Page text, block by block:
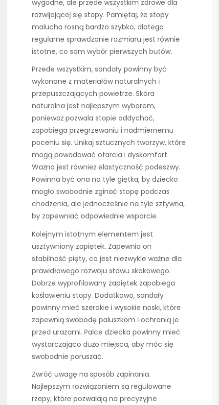
wygodne, ale przede wszystkim zdrowe dla
rozwijającej się stopy. Pamiętaj, że stopy
malucha rosną bardzo szybko, dlatego
regularne sprawdzanie rozmiaru jest równie
istotne, co sam wybór pierwszych butów.
Przede wszystkim, sandały powinny być
wykonane z materiałów naturalnych i
przepuszczających powietrze. Skóra
naturalna jest najlepszym wyborem,
ponieważ pozwala stopie oddychać,
zapobiega przegrzewaniu i nadmiernemu
poceniu się. Unikaj sztucznych tworzyw, które
mogą powodować otarcia i dyskomfort.
Ważna jest również elastyczność podeszwy.
Powinna być ona na tyle giętka, by dziecko
mogło swobodnie zginać stopę podczas
chodzenia, ale jednocześnie na tyle sztywna,
by zapewniać odpowiednie wsparcie.
Kolejnym istotnym elementem jest
usztywniony zapiętek. Zapewnia on
stabilność pięty, co jest niezwykle ważne dla
prawidłowego rozwoju stawu skokowego.
Dobrze wyprofilowany zapiętek zapobiega
koślawieniu stopy. Dodatkowo, sandały
powinny mieć szerokie i wysokie noski, które
zapewnią swobodę paluszkom i ochronią je
przed urazami. Palce dziecka powinny mieć
wystarczająco dużo miejsca, aby móc się
swobodnie poruszać.
Zwróć uwagę na sposób zapinania.
Najlepszym rozwiązaniem są regulowane
rzepy, które pozwalają na precyzyjne